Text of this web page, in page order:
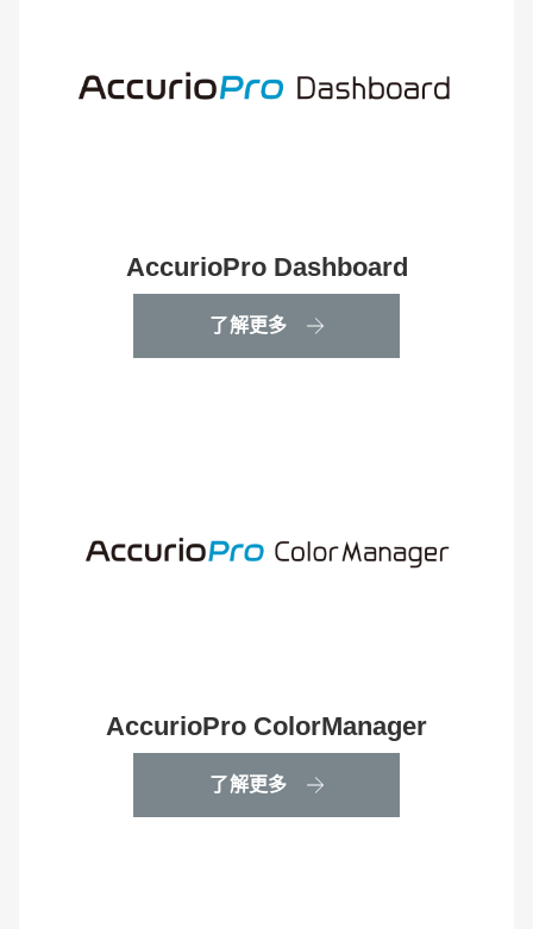
AccurioPro Dashboard
了解更多
AccurioPro ColorManager
了解更多